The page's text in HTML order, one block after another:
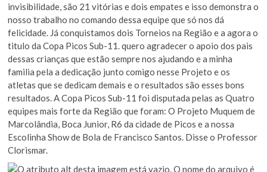
invisibilidade, são 21 vitórias e dois empates e isso demonstra o
nosso trabalho no comando dessa equipe que só nos dá
felicidade. Já conquistamos dois Torneios na Região e a agora o
titulo da Copa Picos Sub-11. quero agradecer o apoio dos pais
dessas crianças que estão sempre nos ajudando e a minha
familia pela a dedicação junto comigo nesse Projeto e os
atletas que se dedicam demais e o resultados são esses bons
resultados. A Copa Picos Sub-11 foi disputada pelas as Quatro
equipes mais forte da Região que foram: O Projeto Muquem de
Marcolândia, Boca Junior, R6 da cidade de Picos e a nossa
Escolinha Show de Bola de Francisco Santos. Disse o Professor
Clorismar.